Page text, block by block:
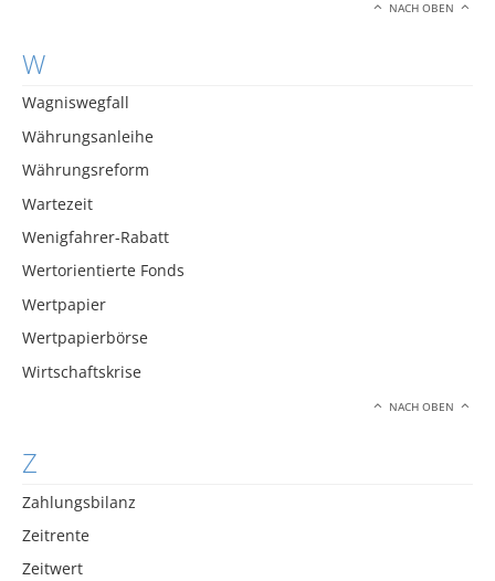
NACH OBEN
W
Wagniswegfall
Währungsanleihe
Währungsreform
Wartezeit
Wenigfahrer-Rabatt
Wertorientierte Fonds
Wertpapier
Wertpapierbörse
Wirtschaftskrise
NACH OBEN
Z
Zahlungsbilanz
Zeitrente
Zeitwert